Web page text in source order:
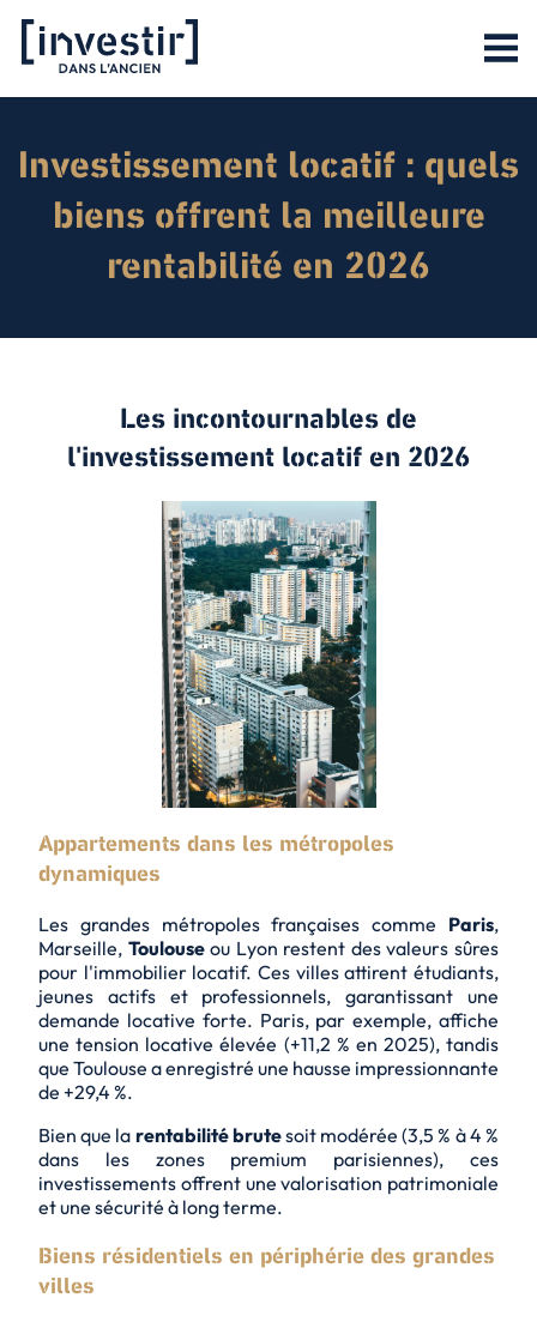
Investissement locatif : quels
biens offrent la meilleure
rentabilité en 2026
Les incontournables de
l'investissement locatif en 2026
Appartements dans les métropoles
dynamiques
Les grandes métropoles françaises comme Paris,
Marseille, Toulouseou Lyon restent des valeurs sûres
pour l'immobilier locatif. Ces villes attirent étudiants,
jeunes actifs et professionnels, garantissant une
demande locative forte. Paris, par exemple, affiche
une tension locative élevée (+11,2 % en 2025), tandis
que Toulouse a enregistré une hausse impressionnante
de +29,4 %.
Bien que la rentabilité brutesoit modérée (3,5 % à 4 %
dans les zones premium parisiennes), ces
investissements offrent unevalorisation patrimoniale
et une sécurité à long terme.
Biens résidentiels en périphérie des grandes
villes